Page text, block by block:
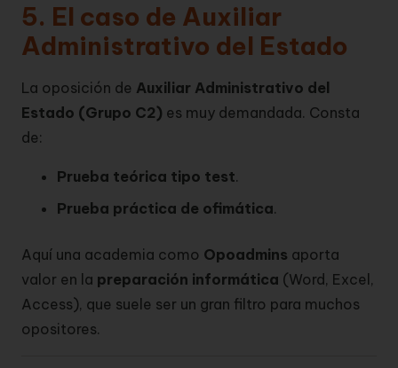
5. El caso de Auxiliar
Administrativo del Estado
La oposición de Auxiliar Administrativo del
Estado (Grupo C2) es muy demandada. Consta
de:
Prueba teórica tipo test.
Prueba práctica de ofimática.
Aquí una academia como Opoadmins aporta
valor en la preparación informática (Word, Excel,
Access), que suele ser un gran filtro para muchos
opositores.